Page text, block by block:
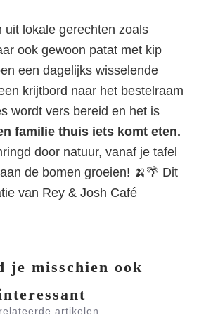
uit lokale gerechten zoals
ook gewoon patat met kip
een dagelijks wisselende
krijtbord naar het bestelraam
wordt vers bereid en het is
familie thuis iets komt eten.
door natuur, vanaf je tafel
de bomen groeien! 🍌🌴 Dit
van Rey & Josh Café
je misschien ook
artikelen